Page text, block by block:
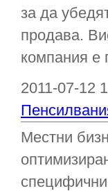
за да
продава.
компания е
2011-07-12
Местни